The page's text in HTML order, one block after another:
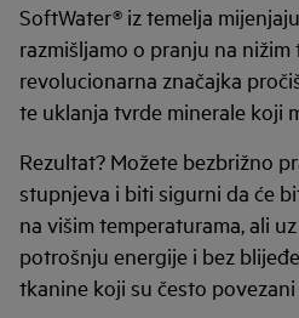
SoftWater® iz temelja
razmišljamo o pranju na nižim
revolucionarna značajka
te uklanja tvrde minerale koji
Rezultat? Možete bezbrižno
stupnjeva i biti sigurni da će
na višim temperaturama, ali
potrošnju energije i bez
tkanine koji su često